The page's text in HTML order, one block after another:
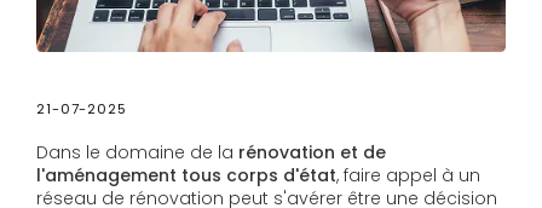
21-07-2025
Dans le domaine de la rénovation et de
l'aménagement tous corps d'état, faire appel à un
réseau de rénovation peut s'avérer être une décision